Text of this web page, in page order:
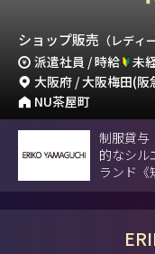
ショップ販売 （レディ
派遣社員 / 時給 未
大阪府 / 大阪梅田(阪
NU茶屋町
制服貸与
的なシル
ランド《